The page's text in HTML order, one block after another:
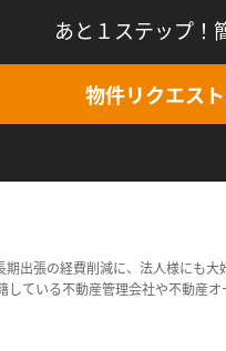
あと１ステップ！
物件リクエス
出張の経費削減に、法人様にも大
ている不動産管理会社や不動産